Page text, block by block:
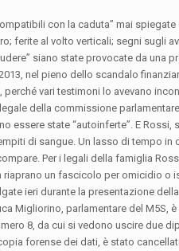
con la caduta” mai
ferite al volto verticali; segni sugli
siano state provocate da una
nel pieno dello scandalo
perché vari testimoni lo avevano
della commissione
essere state “autoinferte”. E
di sangue. Un lasso di tempo
Per i legali della famiglia
riaprano un fascicolo per omicidio o
ieri durante la presentazione
Migliorino, parlamentare del M5S,
8, da cui si vedono uscire due
forense dei dati, è stato